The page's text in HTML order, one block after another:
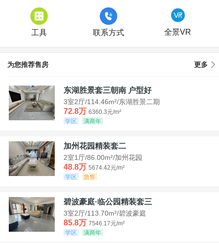
工具 联系方式 全景VR
为您推荐售房 更多
东湖胜景套三朝南 户型好
3室2厅/114.46m²/东湖胜景二期
72.8万 6360.3元/m²
学区
满两年
加州花园精装套二
2室1厅/86.00m²/加州花园
48.8万 5674.42元/m²
学区
急售
碧波豪庭·临公园精装套三
3室2厅/113.70m²/碧波豪庭
85.8万 7546.17元/m²
学区
满两年